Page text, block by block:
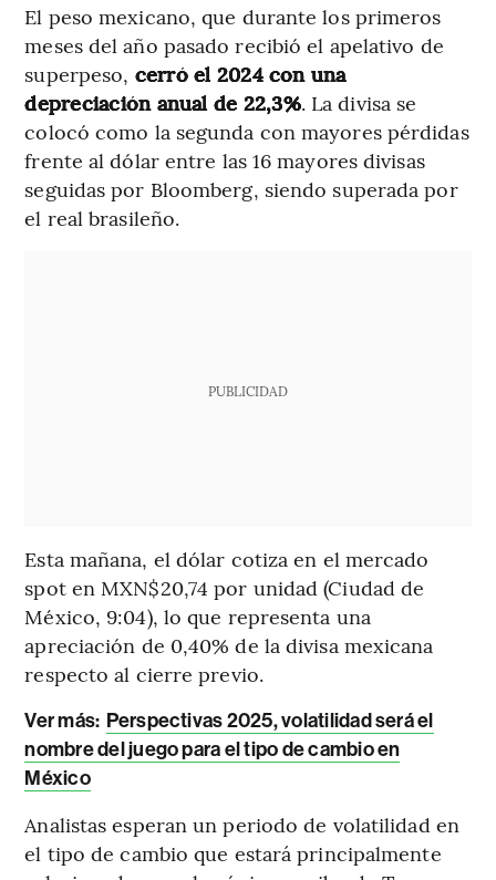
El peso mexicano, que durante los primeros
meses del año pasado recibió el apelativo de
superpeso, cerró el 2024 con una
depreciación anual de 22,3%. La divisa se
colocó como la segunda con mayores pérdidas
frente al dólar entre las 16 mayores divisas
seguidas por Bloomberg, siendo superada por
el real brasileño.
PUBLICIDAD
Esta mañana, el dólar cotiza en el mercado
spot en MXN$20,74 por unidad (Ciudad de
México, 9:04), lo que representa una
apreciación de 0,40% de la divisa mexicana
respecto al cierre previo.
Ver más: Perspectivas 2025, volatilidad será el
nombre del juego para el tipo de cambio en
México
Analistas esperan un periodo de volatilidad en
el tipo de cambio que estará principalmente